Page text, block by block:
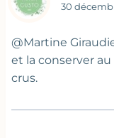
30
@Martine
et la conserver
crus.